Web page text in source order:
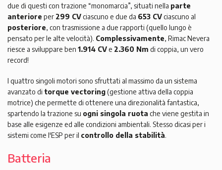
due di questi con trazione “monomarcia”, situati nella parte
anteriore per 299 CVciascuno e due da 653 CVciascuno al
posteriore, con trasmissione a due rapporti (quello lungo è
pensato per le alte velocità). Complessivamente, Rimac Nevera
riesce a sviluppare ben 1.914 CVe 2.360 Nm di coppia, un vero
record!
I quattro singoli motori sono sfruttati al massimo da un sistema
avanzato di torque vectoring(gestione attiva della coppia
motrice) che permette di ottenere una direzionalità fantastica,
spartendo la trazione su ogni singola ruota che viene gestita in
base alle esigenze ed alle condizioni ambientali. Stesso dicasi per i
sistemi come l'ESP per il controllo della stabilità.
Batteria